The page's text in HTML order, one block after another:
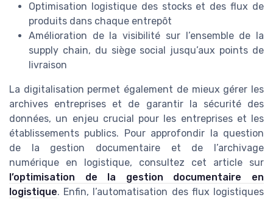
Optimisation logistique des stocks et des flux de
produits dans chaque entrepôt
Amélioration de la visibilité sur l’ensemble de la
supply chain, du siège social jusqu’aux points de
livraison
La digitalisation permet également de mieux gérer les
archives entreprises et de garantir la sécurité des
données, un enjeu crucial pour les entreprises et les
établissements publics. Pour approfondir la question
de la gestion documentaire et de l’archivage
numérique en logistique, consultez cet article sur
l’optimisation de la gestion documentaire en
logistique. Enfin, l’automatisation des flux logistiques